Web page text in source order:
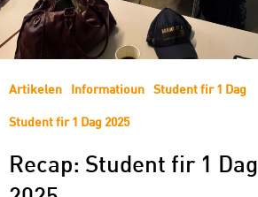
Artikelen Informatioun Student fir 1 Dag
Student fir 1 Dag 2025
Recap: Student fir 1 Dag